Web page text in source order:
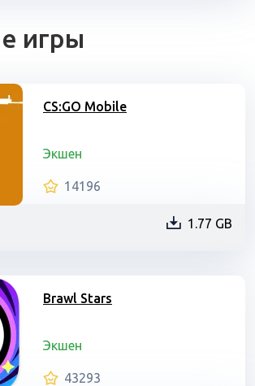
игры
CS:GO Mobile
Экшен
14196
1.77 GB
Brawl Stars
Экшен
43293